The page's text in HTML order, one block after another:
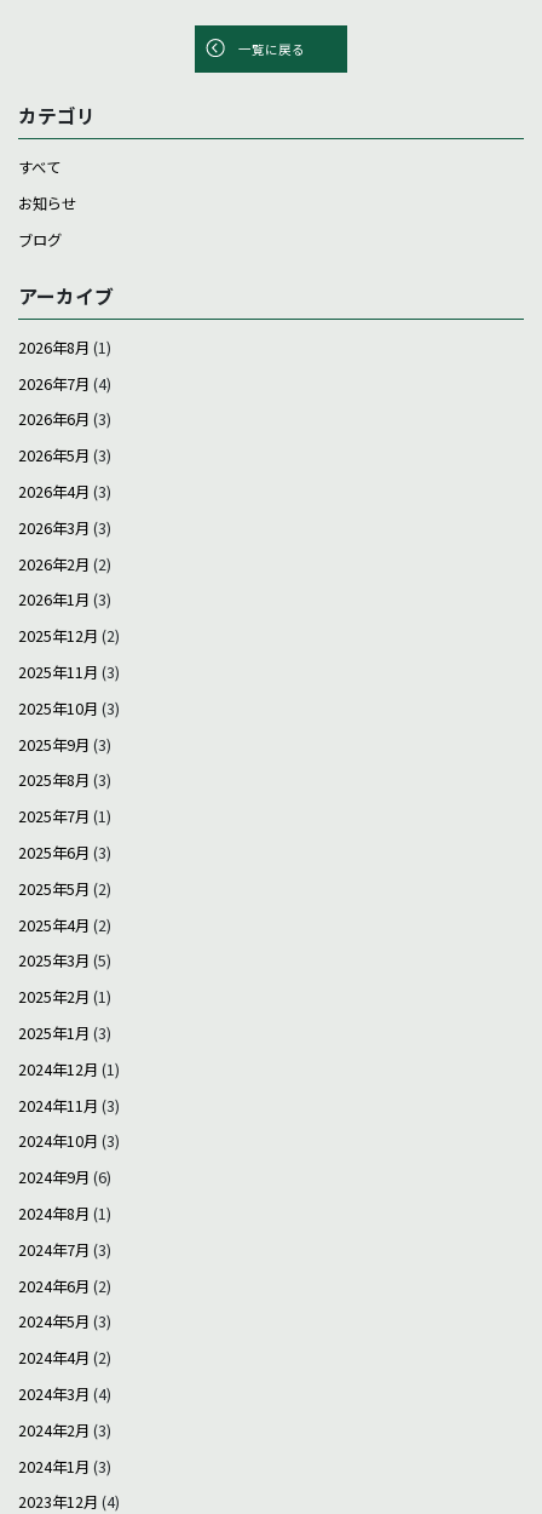
一覧に戻る
カテゴリ
すべて
お知らせ
ブログ
アーカイブ
2026年8月 (1)
2026年7月 (4)
2026年6月 (3)
2026年5月 (3)
2026年4月 (3)
2026年3月 (3)
2026年2月 (2)
2026年1月 (3)
2025年12月 (2)
2025年11月 (3)
2025年10月 (3)
2025年9月 (3)
2025年8月 (3)
2025年7月 (1)
2025年6月 (3)
2025年5月 (2)
2025年4月 (2)
2025年3月 (5)
2025年2月 (1)
2025年1月 (3)
2024年12月 (1)
2024年11月 (3)
2024年10月 (3)
2024年9月 (6)
2024年8月 (1)
2024年7月 (3)
2024年6月 (2)
2024年5月 (3)
2024年4月 (2)
2024年3月 (4)
2024年2月 (3)
2024年1月 (3)
2023年12月 (4)